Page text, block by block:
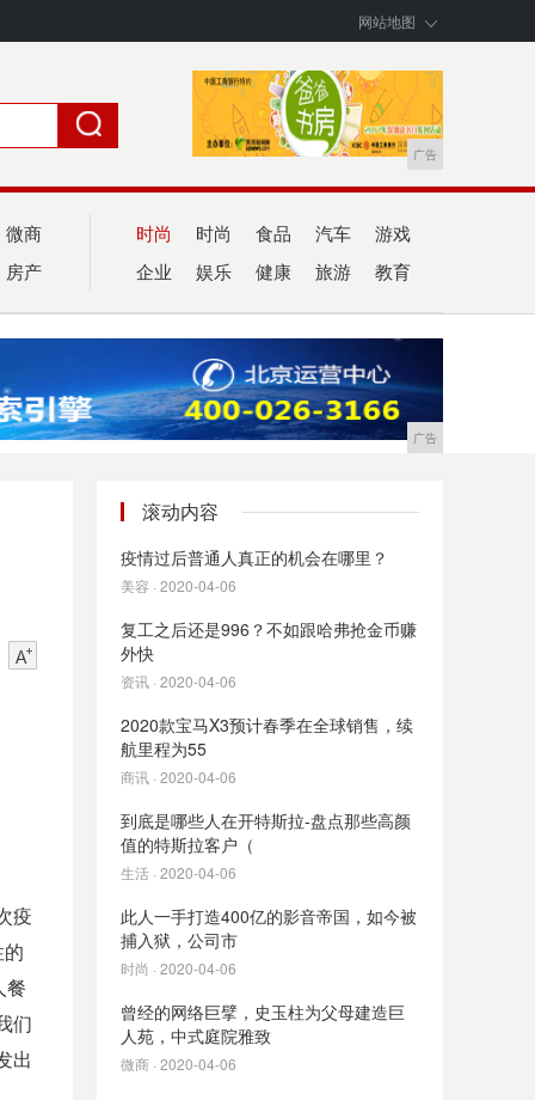
网站地图
广告
微商
房产
时尚 时尚 食品 汽车 游戏
企业 娱乐 健康 旅游 教育
广告
疫
餐
们
出
滚动内容
疫情过后普通人真正的机会在哪里？
美容 · 2020-04-06
复工之后还是996？不如跟哈弗抢金币赚
外快
资讯 · 2020-04-06
2020款宝马X3预计春季在全球销售，续
航里程为55
商讯 · 2020-04-06
到底是哪些人在开特斯拉-盘点那些高颜
值的特斯拉客户（
生活 · 2020-04-06
此人一手打造400亿的影音帝国，如今被
捕入狱，公司市
时尚 · 2020-04-06
曾经的网络巨擘，史玉柱为父母建造巨
人苑，中式庭院雅致
微商 · 2020-04-06